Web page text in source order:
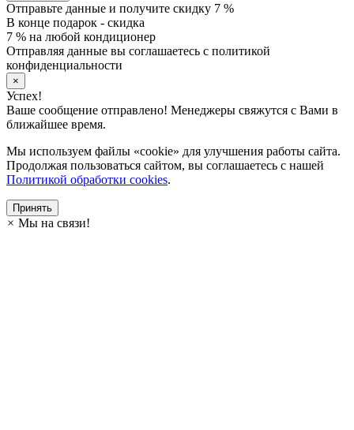
Отправьте данные и получите скидку 7 %
В конце подарок - скидка
7 % на любой кондиционер
Отправляя данные вы соглашаетесь с политикой
конфиденциальности
×
Успех!
Ваше сообщение отправлено! Менеджеры свяжутся с Вами в
ближайшее время.
Мы используем файлы «cookie» для улучшения работы сайта.
Продолжая пользоваться сайтом, вы соглашаетесь с нашей
Политикой обработки cookies.
Принять
× Мы на связи!